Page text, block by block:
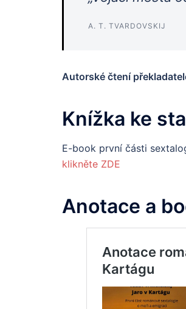
A. T. TVARDOVSKIJ
Autorské čtení
Knížka ke
E-book první části
klikněte ZDE
Anotace a